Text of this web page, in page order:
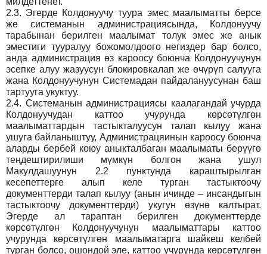
2.3. Эгерде Колдонуучу туура эмес маалыматты берсе
же системанын администрациясында, Колдонуучу
тарабынан берилген маалымат толук эмес же анык
эместиги тууралуу божомолдоого негиздер бар болсо,
анда администрация өз кароосу боюнча Колдонуучунун
эсепке алуу жазуусун блокировкалап же өчүрүп салууга
жана Колдонуучунун Системадан пайдалануусунан баш
тартууга укуктуу.
2.4. Системанын администрациясы каалагандай учурда
Колдонуучудан каттоо учурунда көрсөтүлгөн
маалыматтардын тастыкталуусун талап кылуу жана
ушуга байланыштуу, Администрацяинын кароосу боюнча
аларды бербей коюу аныкталбаган маалыматы берүүгө
теңдештирилиши мүмкүн болгон жана ушул
Макулдашуунун 2.2 пунктунда караштырылган
кесепеттерге алып келе турган тастыктоочу
документтерди талап кылуу (анын ичинде – инсандыгын
тастыктоочу документтерди) укугун өзүнө калтырат.
Эгерде ал тараптан берилген документтерде
көрсөтүлгөн Колдонуучунун маалыматтары каттоо
учурунда көрсөтүлгөн маалыматарга шайкеш келбей
турган болсо, ошондой эле, каттоо учурунда көрсөтүлгөн